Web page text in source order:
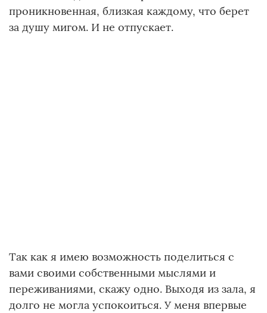
проникновенная, близкая каждому, что берет
за душу мигом. И не отпускает.
Так как я имею возможность поделиться с
вами своими собственными мыслями и
переживаниями, скажу одно. Выходя из зала, я
долго не могла успокоиться. У меня впервые